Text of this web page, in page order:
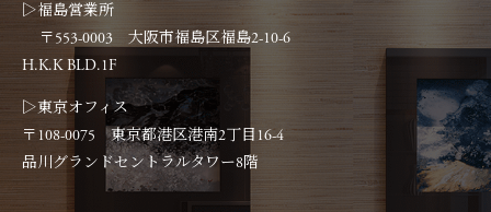
▷福島営業所
〒553-0003 大阪市福島区福島2-10-6
H.K.K BLD.1F
▷東京オフィス
〒108-0075 東京都港区港南2丁目16-4
品川グランドセントラルタワー8階